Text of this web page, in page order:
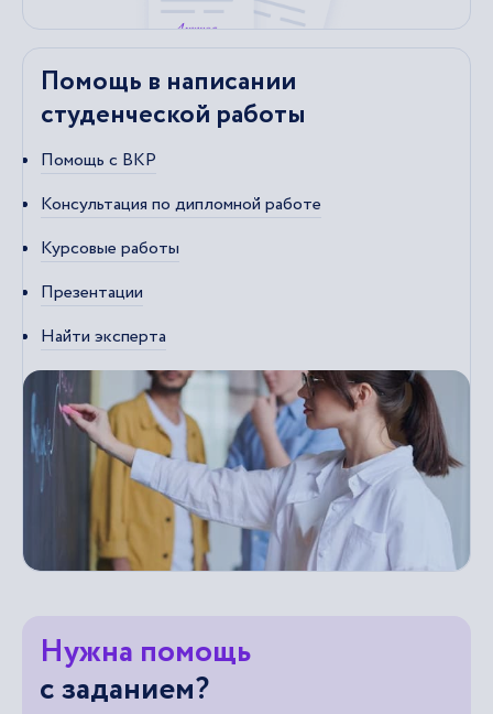
Помощь в написании
студенческой работы
Помощь с ВКР
Консультация по дипломной работе
Курсовые работы
Презентации
Найти эксперта
Нужна помощь
с заданием?